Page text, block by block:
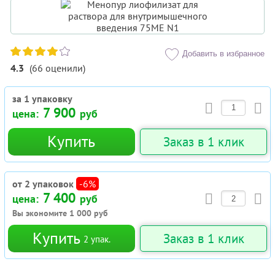
4.3 (66 оценили)
Добавить в избранное
за 1 упаковку
цена: 7 900 руб
Купить Заказ в 1 клик
от 2 упаковок -6%
цена: 7 400 руб
Вы экономите 1 000 руб
Купить 2 упак. Заказ в 1 клик